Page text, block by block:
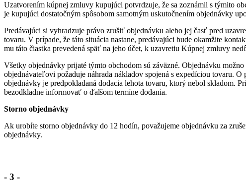
Uzatvorením kúpnej zmluvy kupujúci potvrdzuje, že sa zoznámil s týmito
je kupujúci dostatočným spôsobom samotným uskutočnením objednávky
Predávajúci si vyhradzuje právo zrušiť objednávku alebo jej časť pred
tovaru. V prípade, že táto situácia nastane, predávajúci bude okamžite
mu táto čiastka prevedená späť na jeho účet, k uzavretiu Kúpnej zmluvy
Všetky objednávky prijaté týmto obchodom sú záväzné. Objednávku
objednávateľovi požaduje náhrada nákladov spojená s expedíciou tovaru.
objednávky je predpokladaná dodacia lehota tovaru, ktorý nebol skladom.
bezodkladne informovať o ďalšom termíne dodania.
Storno objednávky
Ak urobíte storno objednávky do 12 hodín, považujeme objednávku za
objednávky.
- 3 -